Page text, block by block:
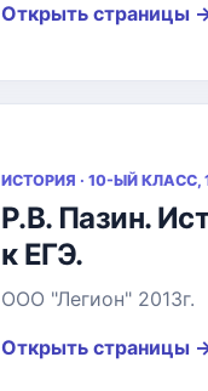
Открыть страницы
ИСТОРИЯ · 10-ЫЙ КЛАСС,
Р.В. Пазин.
к ЕГЭ.
ООО "Легион" 2013г.
Открыть страницы